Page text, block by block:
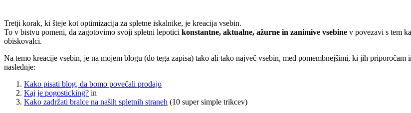
Tretji korak, ki šteje kot optimizacija za spletne iskalnike, je kreacija vsebin.
To v bistvu pomeni, da zagotovimo svoji spletni lepotici konstantne, aktualne, ažurne in zanimive vsebine v povezavi s tem
obiskovalci.
Na temo kreacije vsebin, je na mojem blogu (do tega zapisa) tako ali tako največ vsebin, med pomembnejšimi, ki jih priporočam
naslednje:
Kako pisati blog, da bomo povečali prodajo
Kaj je pogosticking? in
Kako zadržati bralce na naših spletnih straneh (10 super simple trikcev)